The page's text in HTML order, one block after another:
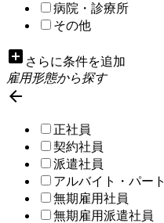
病院・診療所
その他
add_box さらに条件を追加
雇用形態から探す

正社員
契約社員
派遣社員
アルバイト・パート
無期雇用社員
無期雇用派遣社員